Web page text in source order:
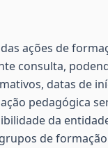
ações de
consulta,
datas de
pedagógica
da
de formação